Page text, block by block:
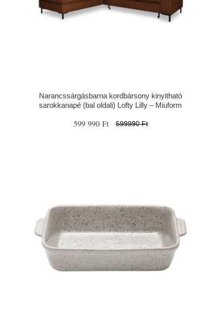
Narancssárgásbarna kordbársony kinyitható
sarokkanapé (bal oldali) Lofty Lilly – Miuform
599 990 Ft 599990 Ft